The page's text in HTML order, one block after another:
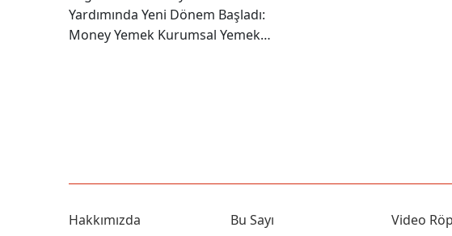
Yardımında Yeni Dönem Başladı:
Money Yemek Kurumsal Yemek
iş hayatının en standart
Hakkımızda Bu Sayı Video